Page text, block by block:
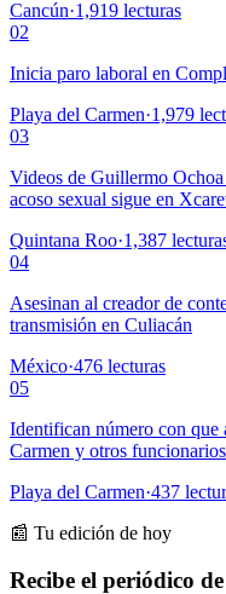
Cancún·1,919 lecturas
02
Inicia paro laboral en
Playa del Carmen·1,979
03
Videos de Guillermo
acoso sexual sigue en
Quintana Roo·1,387
04
Asesinan al creador de
transmisión en Culiacán
México·476 lecturas
05
Identifican número con que
Carmen y otros funcionarios
Playa del Carmen·437
📰 Tu edición de hoy
Recibe el periódico